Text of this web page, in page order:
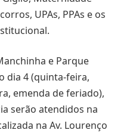
UPAs, PPAs e os
e Parque
dia 4 (quinta-feira,
emenda de feriado),
serão atendidos na
na Av. Lourenço